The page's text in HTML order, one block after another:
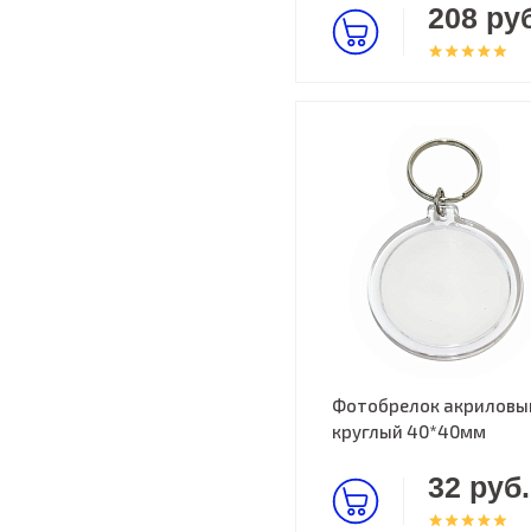
208
Фотобрелок
круглый 40*40мм
32 руб.